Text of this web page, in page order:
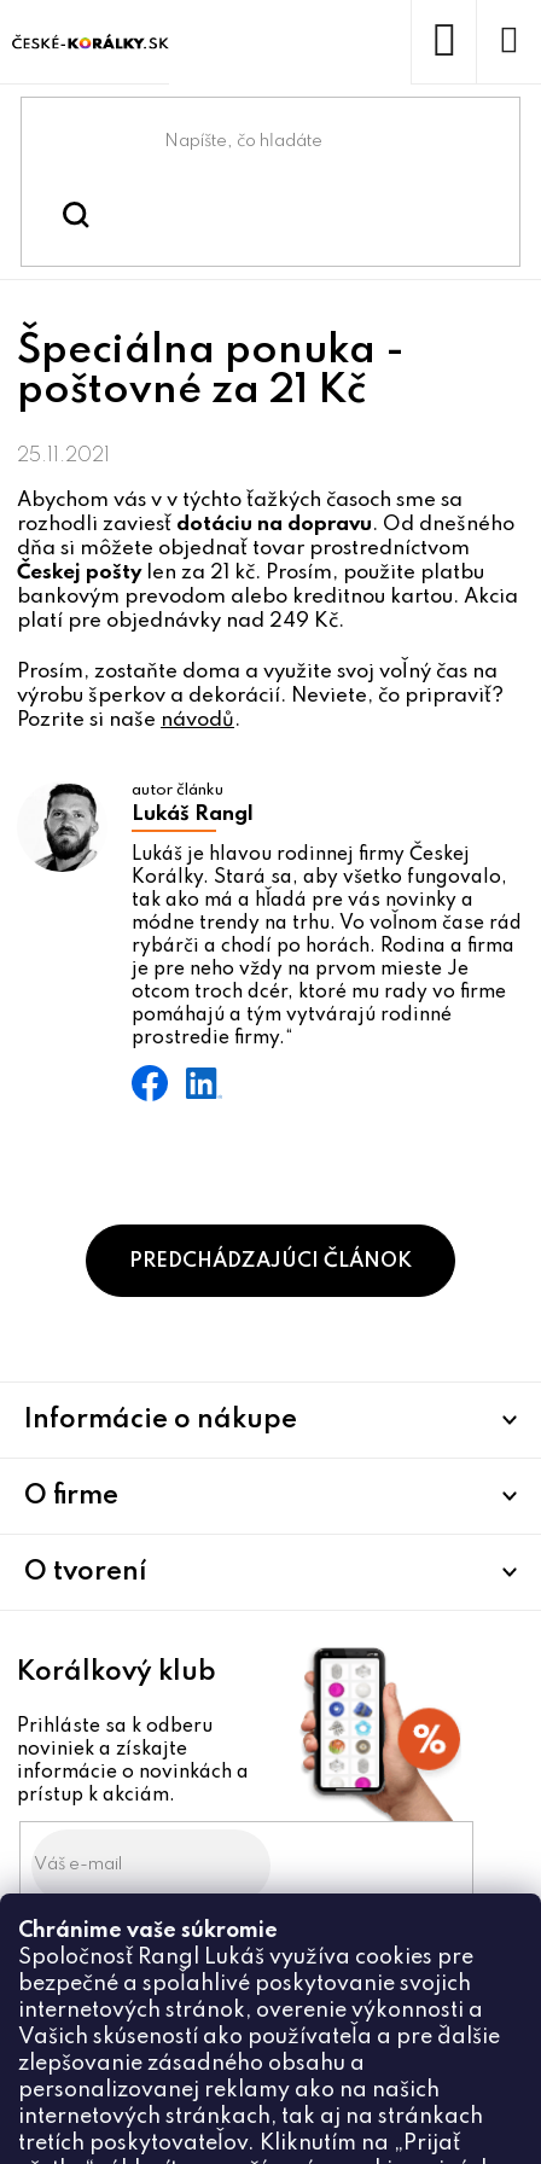
Chránime vaše súkromie
Spoločnosť Rangl Lukáš využíva cookies pre
bezpečné a spoľahlivé poskytovanie svojich
internetových stránok, overenie výkonnosti a
Vašich skúseností ako používateľa a pre ďalšie
zlepšovanie zásadného obsahu a
personalizovanej reklamy ako na našich
internetových stránkach, tak aj na stránkach
tretích poskytovateľov. Kliknutím na „Prijať
na
Domov
Blog /
Špeciálna ponuka -
poštovné za 21 Kč
25.11.2021
Abychom vás v v týchto ťažkých časoch sme sa
rozhodli zaviesť dotáciu na dopravu. Od dnešného
dňa si môžete objednať tovar prostredníctvom
Českej poštylen za 21 kč. Prosím, použite platbu
bankovým prevodom alebo kreditnou kartou. Akcia
platí pre objednávky nad 249 Kč.
Prosím, zostaňte doma a využite svoj voľný čas na
výrobu šperkov a dekorácií. Neviete, čo pripraviť?
Pozrite si naše návodů.
autor článku
Lukáš Rangl
Lukáš je hlavou rodinnej firmy Českej
Korálky. Stará sa, aby všetko fungovalo,
tak ako má a hľadá pre vás novinky a
módne trendy na trhu. Vo voľnom čase rád
rybárči a chodí po horách. Rodina a firma
je pre neho vždy na prvom mieste Je
otcom troch dcér, ktoré mu rady vo firme
pomáhajú a tým vytvárajú rodinné
prostredie firmy.“
PREDCHÁDZAJÚCI ČLÁNOK
Informácie o nákupe
O firme
O tvorení
Korálkový klub
Prihláste sa k odberu
noviniek a získajte
informácie o novinkách a
prístup k akciám.
Odoslaním súhlasíte zo
spracovaním osobných údajov
PRIHLÁSIŤ
Kontakt